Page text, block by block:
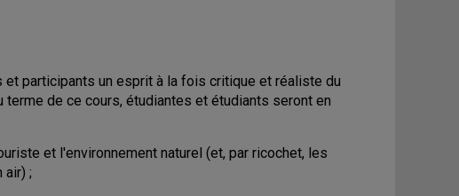
participants un esprit à la fois critique et réaliste du
de ce cours, étudiantes et étudiants seront en
et l'environnement naturel (et, par ricochet, les
;